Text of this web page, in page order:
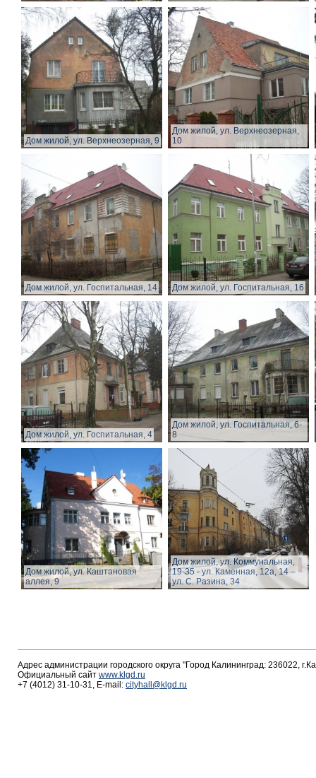
Дом жилой, ул. Верхнеозерная, 9
Дом жилой, ул. Верхнеозерная,
10
Дом жилой, ул. Госпитальная, 14 Дом жилой, ул. Госпитальная, 16
Дом жилой, ул. Госпитальная, 4
Дом жилой, ул. Госпитальная, 6-
8
Дом жилой, ул. Каштановая
аллея, 9
Дом жилой, ул. Коммунальная,
19-35 - ул. Каменная, 12а, 14 –
ул. С. Разина, 34
Адрес администрации городского округа "Город Калининград: 236022,
Официальный сайт www.klgd.ru
+7 (4012) 31-10-31, E-mail: cityhall@klgd.ru